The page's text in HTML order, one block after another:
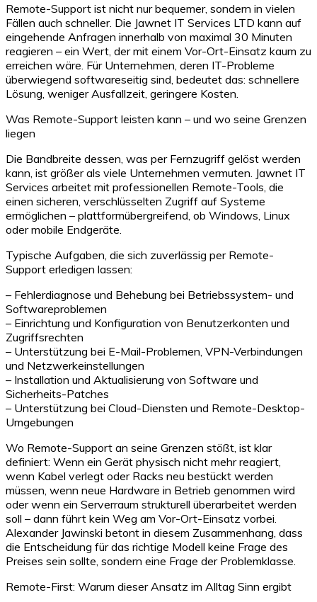
Remote-Support ist nicht nur bequemer, sondern in vielen
Fällen auch schneller. Die Jawnet IT Services LTD kann auf
eingehende Anfragen innerhalb von maximal 30 Minuten
reagieren – ein Wert, der mit einem Vor-Ort-Einsatz kaum zu
erreichen wäre. Für Unternehmen, deren IT-Probleme
überwiegend softwareseitig sind, bedeutet das: schnellere
Lösung, weniger Ausfallzeit, geringere Kosten.
Was Remote-Support leisten kann – und wo seine Grenzen
liegen
Die Bandbreite dessen, was per Fernzugriff gelöst werden
kann, ist größer als viele Unternehmen vermuten. Jawnet IT
Services arbeitet mit professionellen Remote-Tools, die
einen sicheren, verschlüsselten Zugriff auf Systeme
ermöglichen – plattformübergreifend, ob Windows, Linux
oder mobile Endgeräte.
Typische Aufgaben, die sich zuverlässig per Remote-
Support erledigen lassen:
– Fehlerdiagnose und Behebung bei Betriebssystem- und
Softwareproblemen
– Einrichtung und Konfiguration von Benutzerkonten und
Zugriffsrechten
– Unterstützung bei E-Mail-Problemen, VPN-Verbindungen
und Netzwerkeinstellungen
– Installation und Aktualisierung von Software und
Sicherheits-Patches
– Unterstützung bei Cloud-Diensten und Remote-Desktop-
Umgebungen
Wo Remote-Support an seine Grenzen stößt, ist klar
definiert: Wenn ein Gerät physisch nicht mehr reagiert,
wenn Kabel verlegt oder Racks neu bestückt werden
müssen, wenn neue Hardware in Betrieb genommen wird
oder wenn ein Serverraum strukturell überarbeitet werden
soll – dann führt kein Weg am Vor-Ort-Einsatz vorbei.
Alexander Jawinski betont in diesem Zusammenhang, dass
die Entscheidung für das richtige Modell keine Frage des
Preises sein sollte, sondern eine Frage der Problemklasse.
Remote-First: Warum dieser Ansatz im Alltag Sinn ergibt